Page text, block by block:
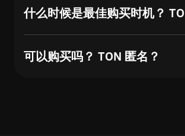
什么时候是最佳购买时机？
可以购买吗？ TON 匿名？